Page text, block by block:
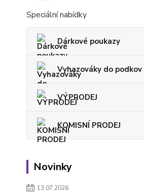
Speciální nabídky
Dárkové poukazy
Vyhazováky do podkov
VÝPRODEJ
KOMISNÍ PRODEJ
Novinky
13.07.2026